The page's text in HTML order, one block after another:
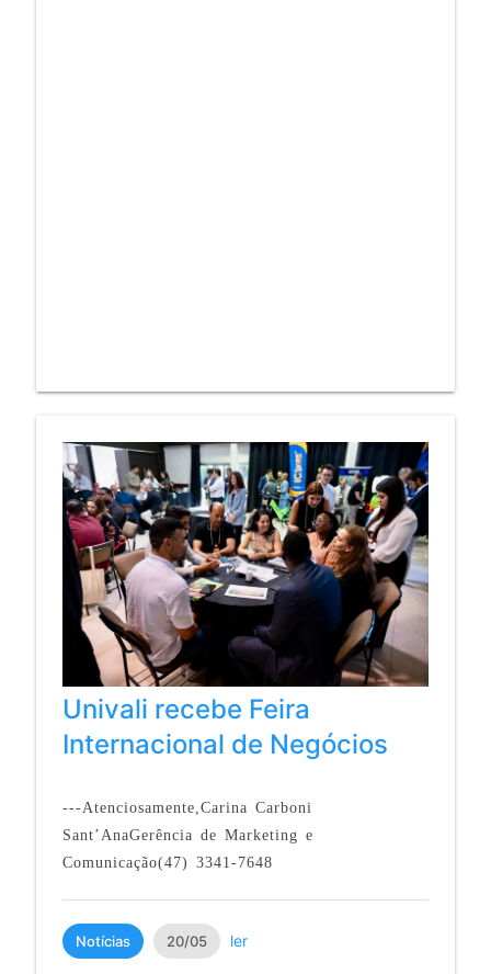
Univali recebe Feira
Internacional de Negócios
---Atenciosamente,Carina Carboni
Sant’AnaGerência de Marketing e
Comunicação(47) 3341-7648
Notícias 20/05 ler